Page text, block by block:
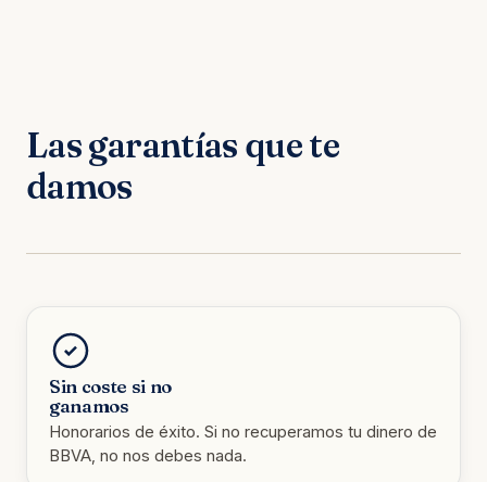
Las garantías que te
damos
Sin coste si no
ganamos
Honorarios de éxito. Si no recuperamos tu dinero de
BBVA, no nos debes nada.